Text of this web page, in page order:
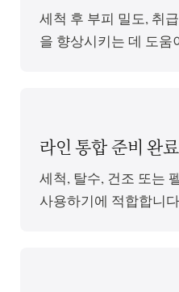
세척 후 부피 밀도, 취
을 향상시키는 데 도움
라인 통합 준비 완료
세척, 탈수, 건조 또는
사용하기에 적합합니